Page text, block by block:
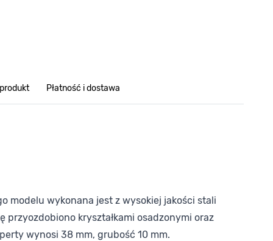
Płatność i dostawa
modelu wykonana jest z wysokiej jakości stali
kryształkami osadzonymi oraz
wynosi 38 mm, grubość 10 mm.